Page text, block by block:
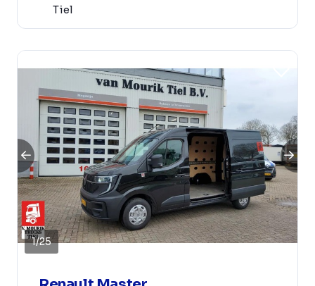
Tiel
1/25